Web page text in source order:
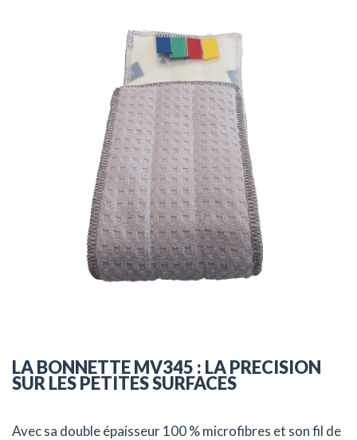
LA BONNETTE MV345 : LA PRECISION
SUR LES PETITES SURFACES
Avec sa double épaisseur 100 % microfibres et son fil de